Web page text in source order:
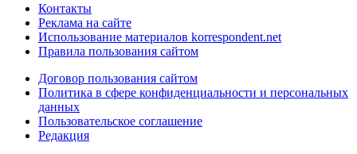
Контакты
Реклама на сайте
Использование материалов korrespondent.net
Правила пользования сайтом
Договор пользования сайтом
Политика в сфере конфиденциальности и персональных
данных
Пользовательское соглашение
Редакция